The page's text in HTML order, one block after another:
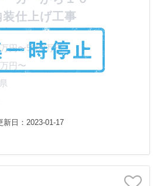
装仕上げ工事
円〜5000万円
円〜
新日：2023-01-17